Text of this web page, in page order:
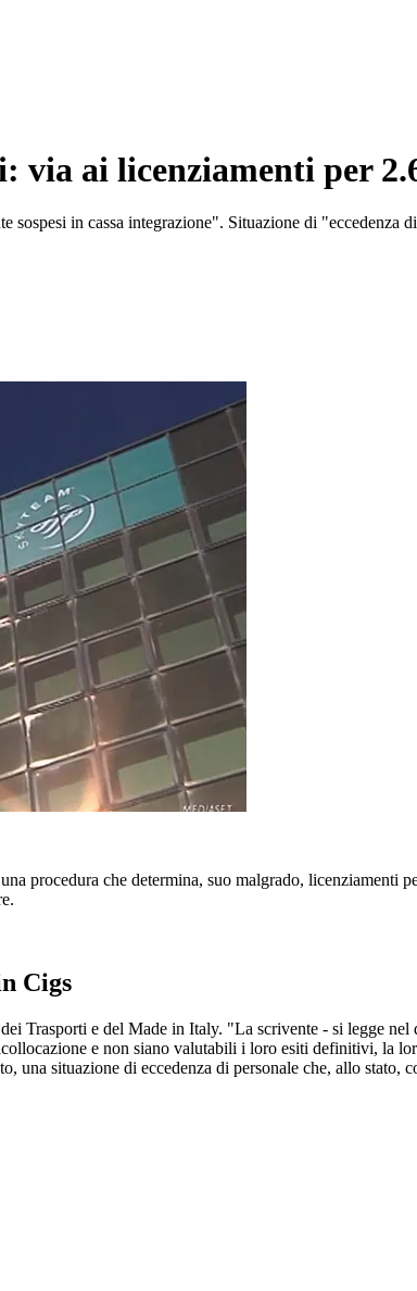
via ai licenziamenti per
in cassa integrazione". Situazione di "eccedenza
procedura che determina, suo malgrado, licenziamenti
Cigs
Trasporti e del Made in Italy. "La scrivente - si legge
e non siano valutabili i loro esiti definitivi, la
una situazione di eccedenza di personale che, allo